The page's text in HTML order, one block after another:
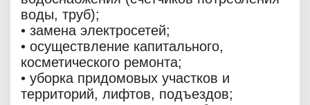
воды, труб);
• замена электросетей;
• осуществление капитального,
косметического ремонта;
• уборка придомовых участков и
территорий, лифтов, подъездов;